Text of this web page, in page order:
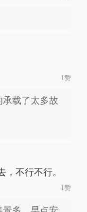
1赞
载了太多故
，不行不行。
1赞